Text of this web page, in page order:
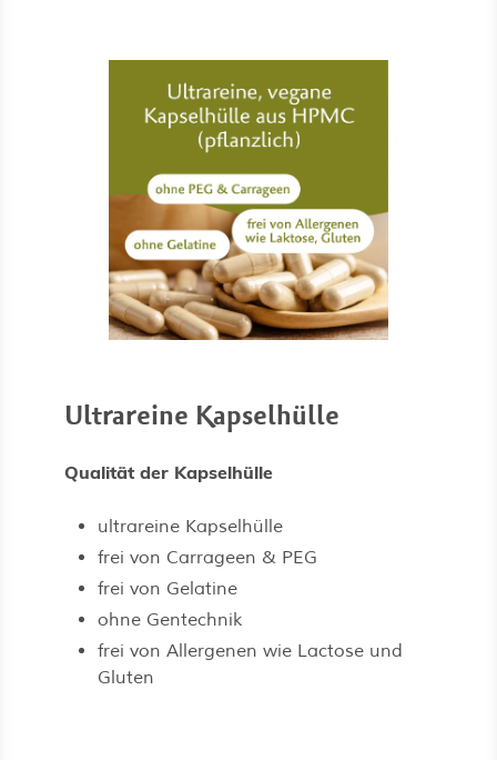
Ultrareine Kapselhülle
Qualität der Kapselhülle
ultrareine Kapselhülle
frei von Carrageen & PEG
frei von Gelatine
ohne Gentechnik
frei von Allergenen wie Lactose und
Gluten